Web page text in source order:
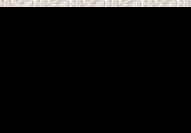
Tuổi Kỷ Tỵ 1989 làm nhà